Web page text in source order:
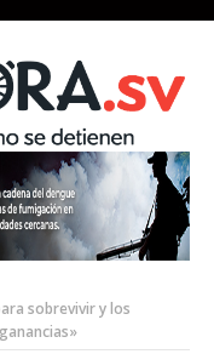
sobrevivir y los